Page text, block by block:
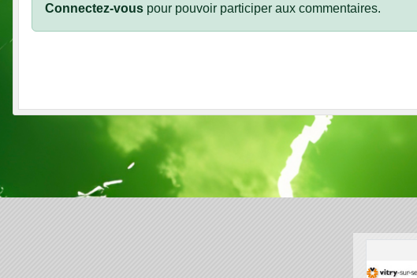
Connectez-vous pour pouvoir participer aux commentaires.